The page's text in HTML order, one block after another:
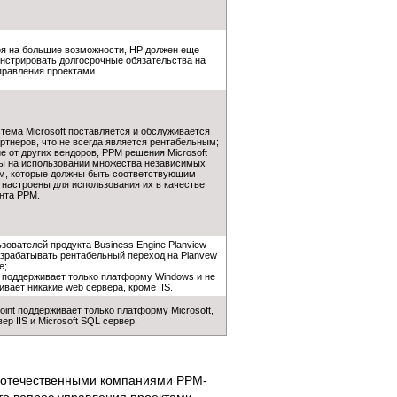
на большие возможности, HP должен еще
долгосрочные обязательства на
проектами.
Microsoft поставляется и обслуживается
что не всегда является рентабельным;
от других вендоров, PPM решения Microsoft
на использовании множества независимых
которые должны быть соответствующим
для использования их в качестве
PPM.
продукта Business Engine Planview
рентабельный переход на Planvew
только платформу Windows и не
никакие web сервера, кроме IIS.
поддерживает только платформу Microsoft,
IIS и Microsoft SQL сервер.
компаниями PPM-